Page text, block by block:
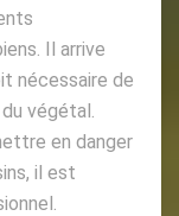
Il arrive
nécessaire de
végétal.
en danger
il est